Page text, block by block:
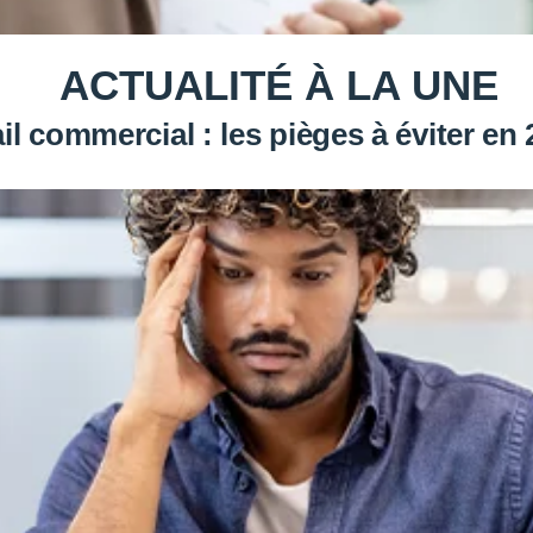
ACTUALITÉ À LA UNE
commercial : les pièges à éviter en